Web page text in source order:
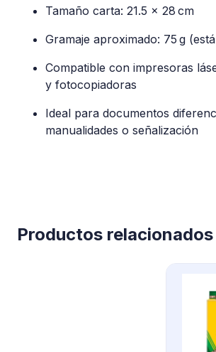
Tamaño carta: 21.5 × 28 cm
Gramaje aproximado: 75 g
Compatible con impresoras
y fotocopiadoras
Ideal para documentos
manualidades o señalización
Productos relacionados